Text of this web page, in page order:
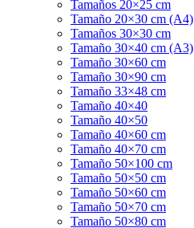
Tamaños 20×25 cm
Tamaño 20×30 cm (A4)
Tamaños 30×30 cm
Tamaño 30×40 cm (A3)
Tamaño 30×60 cm
Tamaño 30×90 cm
Tamaño 33×48 cm
Tamaño 40×40
Tamaño 40×50
Tamaño 40×60 cm
Tamaño 40×70 cm
Tamaño 50×100 cm
Tamaño 50×50 cm
Tamaño 50×60 cm
Tamaño 50×70 cm
Tamaño 50×80 cm